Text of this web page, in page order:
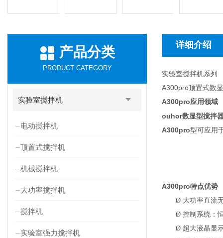
产品分类
PRODUCT CATEGORY
实验室搅拌机
电动搅拌机
顶置式搅拌机
机械搅拌机
大功率搅拌机
搅拌机
实验室强力搅拌机
详细介绍
实验室搅拌机系列
A300pro顶置式数
A300pro应用领域
ouhor数显型搅拌
A300pro型可应用
A300pro特点优势
Ø 大功率直流
Ø 控制系统：
Ø 超大液晶显